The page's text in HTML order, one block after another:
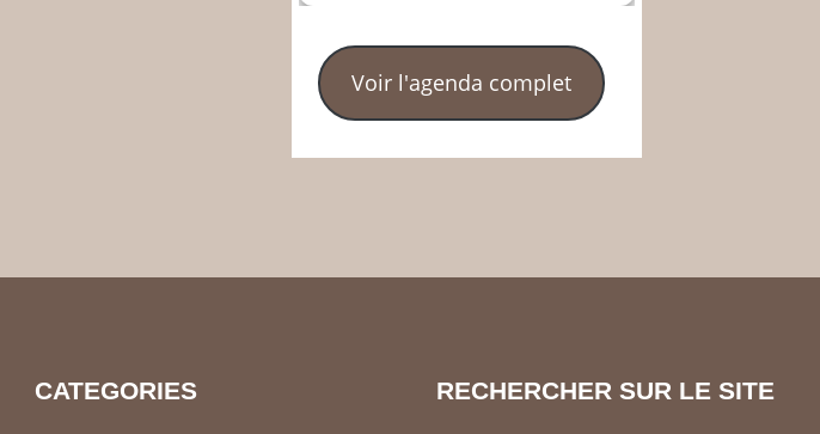
Voir l'agenda complet
CATEGORIES RECHERCHER SUR LE SITE